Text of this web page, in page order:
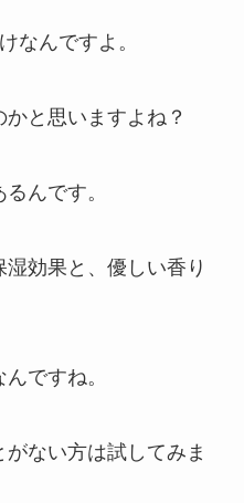
なんですよ。
と思いますよね？
んです。
効果と、優しい香り
ですね。
ない方は試してみま